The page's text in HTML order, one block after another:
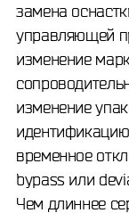
замена
управляющей
изменение
изменение
временное
bypass или
Чем длиннее